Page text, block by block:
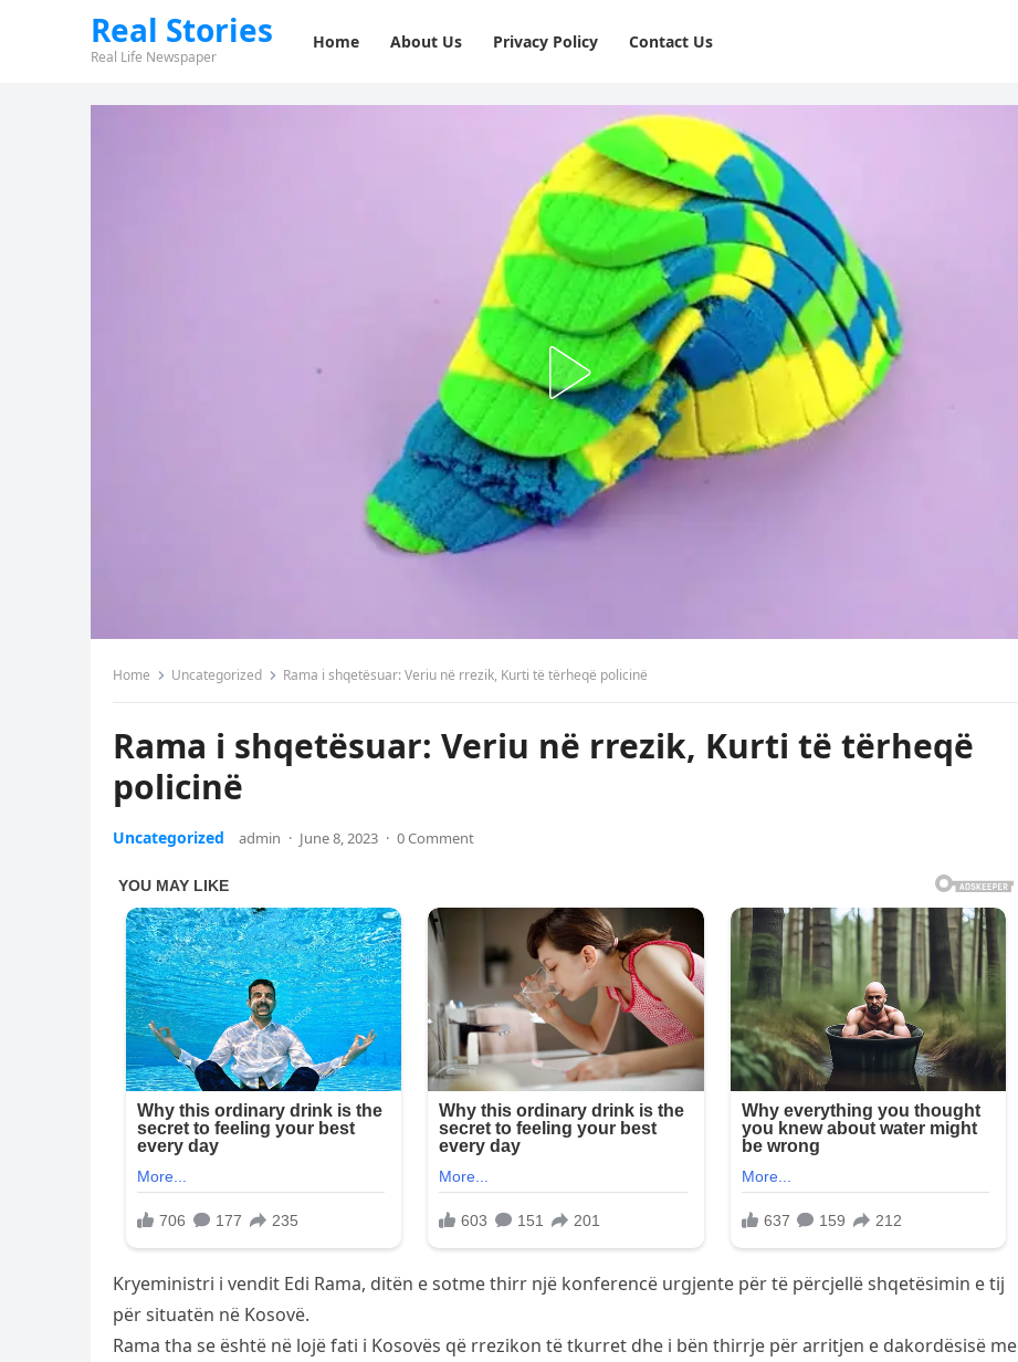
Real Stories
Real Life Newspaper
Home About Us Privacy Policy ⁠Contact Us
Home Uncategorized Rama i shqetësuar: Veriu në rrezik, Kurti të tërheqë policinë
Rama i shqetësuar: Veriu në rrezik, Kurti të tërheqë
policinë
Uncategorized admin · June 8, 2023 · 0 Comment
Kryeministri i vendit Edi Rama, ditën e sotme thirr një konferencë urgjente për të përcjellë shqetësimin e tij
për situatën në Kosovë.
Rama tha se është në lojë fati i Kosovës që rrezikon të tkurret dhe i bën thirrje për arritjen e dakordësisë me